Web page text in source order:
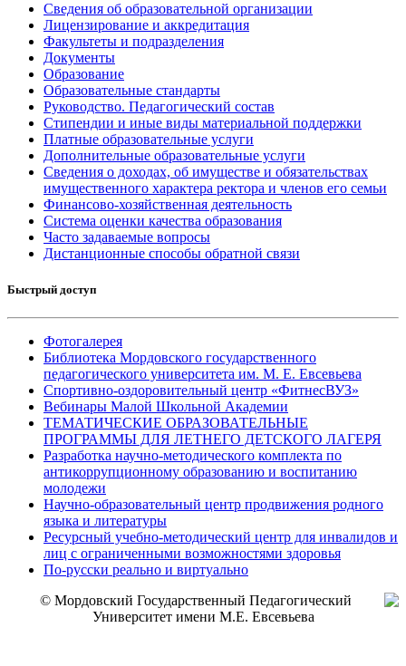
Сведения об образовательной организации
Лицензирование и аккредитация
Факультеты и подразделения
Документы
Образование
Образовательные стандарты
Руководство. Педагогический состав
Стипендии и иные виды материальной поддержки
Платные образовательные услуги
Дополнительные образовательные услуги
Сведения о доходах, об имуществе и обязательствах
имущественного характера ректора и членов его семьи
Финансово-хозяйственная деятельность
Система оценки качества образования
Часто задаваемые вопросы
Дистанционные способы обратной связи
Быстрый доступ
Фотогалерея
Библиотека Мордовского государственного
педагогического университета им. М. Е. Евсевьева
Спортивно-оздоровительный центр «ФитнесВУЗ»
Вебинары Малой Школьной Академии
ТЕМАТИЧЕСКИЕ ОБРАЗОВАТЕЛЬНЫЕ
ПРОГРАММЫ ДЛЯ ЛЕТНЕГО ДЕТСКОГО ЛАГЕРЯ
Разработка научно-методического комплекта по
антикоррупционному образованию и воспитанию
молодежи
Научно-образовательный центр продвижения родного
языка и литературы
Ресурсный учебно-методический центр для инвалидов и
лиц с ограниченными возможностями здоровья
По-русски реально и виртуально
© Мордовский Государственный Педагогический
Университет имени М.Е. Евсевьева